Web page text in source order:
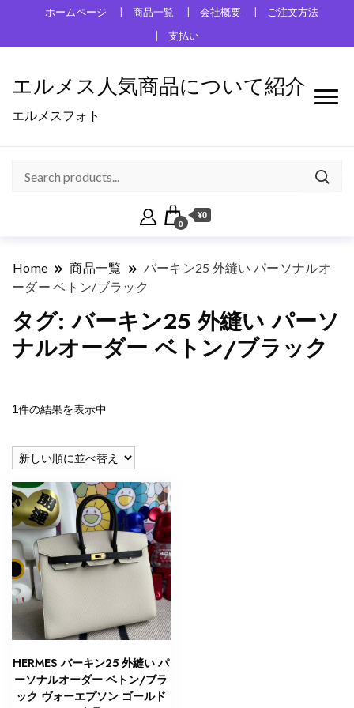
ホームページ 商品一覧 会社概要
ご注文方法
支払い
エルメス人気商品について紹介
エルメスフォト
0
¥0
Home 商品一覧
バーキン25 外縫い パーソナルオ
ーダー ベトン/ブラック
タグ:バーキン25 外縫い パーソ
ナルオーダー ベトン/ブラック
1件の結果を表示中
HERMES バーキン25 外縫い パ
ーソナルオーダー ベトン/ブラ
ック ヴォーエプソン ゴールド